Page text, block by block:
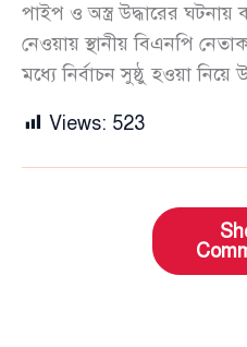
পাইপ ও অস্ত্র উদ্ধারের ঘটনায়
নেওয়ায় স্থানীয় বিএনপি
মধ্যে নির্বাচন সুষ্ঠু হওয়া নিয়ে
Views: 523